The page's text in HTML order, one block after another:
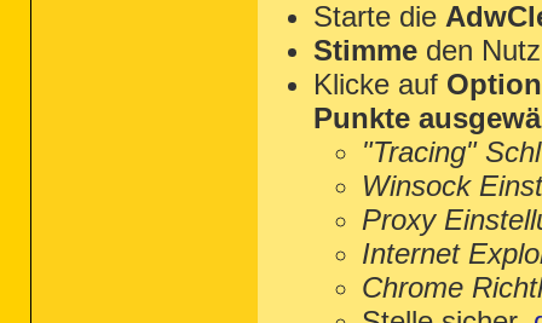
Starte die
Stimme den
Klicke auf
Punkte
"Tracing"
Winsock
Proxy
Internet
Chrome